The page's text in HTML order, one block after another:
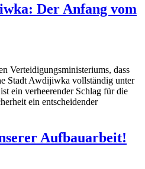
Der Anfang vom
Verteidigungsministeriums, dass
Stadt Awdijiwka vollständig unter
ein verheerender Schlag für die
ein entscheidender
Aufbauarbeit!